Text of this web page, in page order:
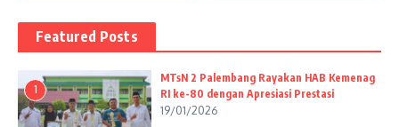
Featured Posts
1
MTsN 2 Palembang Rayakan HAB Kemenag
RI ke-80 dengan Apresiasi Prestasi
19/01/2026